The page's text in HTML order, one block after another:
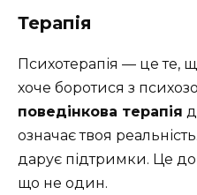
Терапія
Психотерапія — це те,
хоче боротися з
поведінкова терапія
означає твоя
дарує підтримки. Це
що не один.